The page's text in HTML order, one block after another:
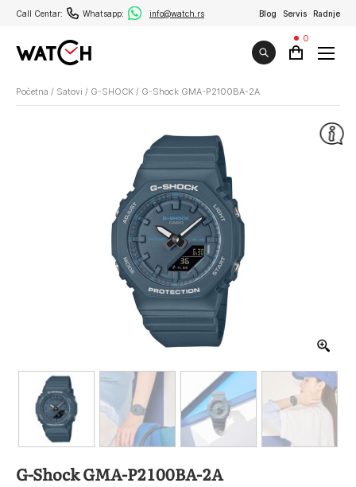
Call Centar: Whatsapp: info@watch.rs Blog Servis Radnje
0
Početna / Satovi / G-SHOCK / G-Shock GMA-P2100BA-2A
G-Shock GMA-P2100BA-2A